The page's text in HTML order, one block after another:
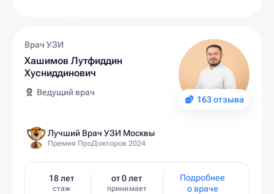
163 отзыва
Врач УЗИ
Хашимов Лутфиддин
Хусниддинович
Ведущий врач
Лучший Врач УЗИ Москвы
Премия ПроДокторов 2024
18 лет
стаж
от 0 лет
принимает
Подробнее
о враче